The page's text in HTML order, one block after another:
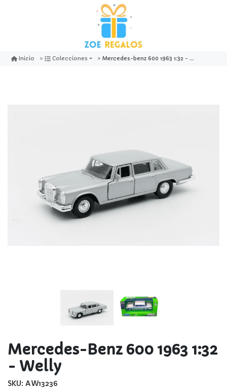
Inicio Colecciones Mercedes-benz 600 1963 1:32 - welly
Mercedes-Benz 600 1963 1:32
- Welly
SKU: AW13236